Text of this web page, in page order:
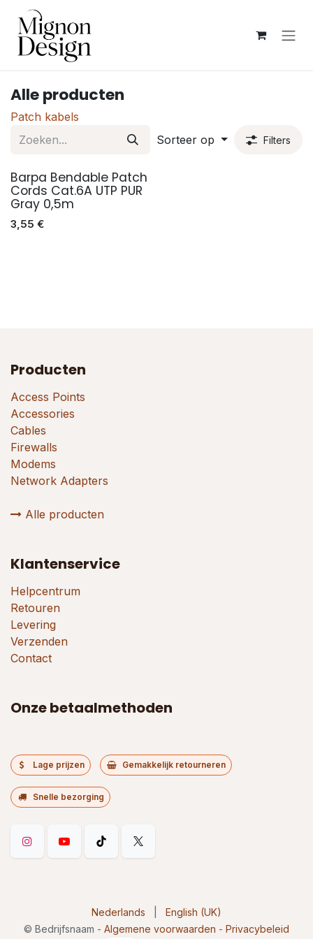
Overslaan naar inhoud
Alle producten
Patch kabels
Sorteer op
Filters
Barpa Bendable Patch
Cords Cat.6A UTP PUR
Gray 0,5m
3,55 €
Producten
Access Points
Accessories
Cables
Firewalls
Modems
Network Adapters
Alle producten
Klantenservice
Helpcentrum
Retouren
Levering
Verzenden
Contact
Onze betaalmethoden
Lage prijzen Gemakkelijk retourneren
Snelle bezorging
© Bedrijfsnaam - Algemene voorwaarden - Privacybeleid
Nederlands English (UK)